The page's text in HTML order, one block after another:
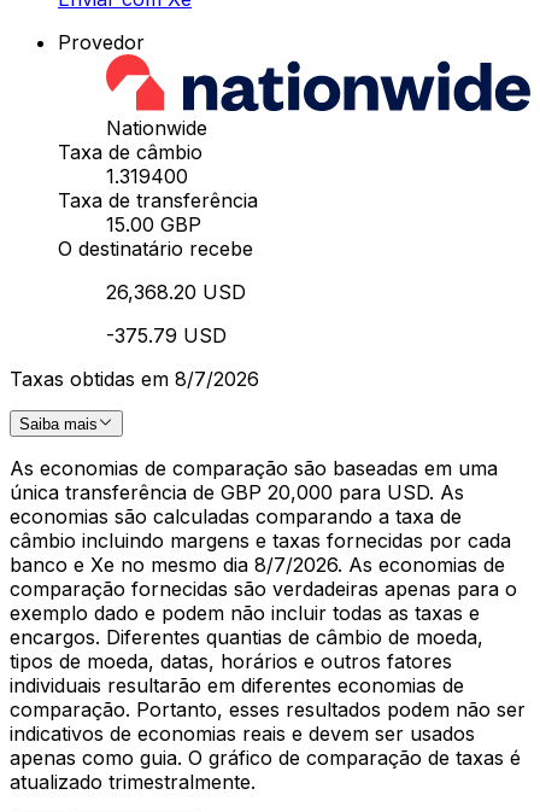
Provedor
Nationwide
Taxa de câmbio
1.319400
Taxa de transferência
15.00 GBP
O destinatário recebe
26,368.20 USD
-375.79 USD
Taxas obtidas em 8/7/2026
Saiba mais
As economias de comparação são baseadas em uma
única transferência de GBP 20,000 para USD. As
economias são calculadas comparando a taxa de
câmbio incluindo margens e taxas fornecidas por cada
banco e Xe no mesmo dia 8/7/2026. As economias de
comparação fornecidas são verdadeiras apenas para o
exemplo dado e podem não incluir todas as taxas e
encargos. Diferentes quantias de câmbio de moeda,
tipos de moeda, datas, horários e outros fatores
individuais resultarão em diferentes economias de
comparação. Portanto, esses resultados podem não ser
indicativos de economias reais e devem ser usados
apenas como guia. O gráfico de comparação de taxas é
atualizado trimestralmente.